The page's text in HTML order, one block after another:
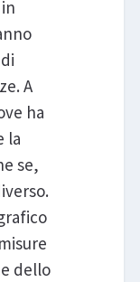
A
ha
la
se,
dello